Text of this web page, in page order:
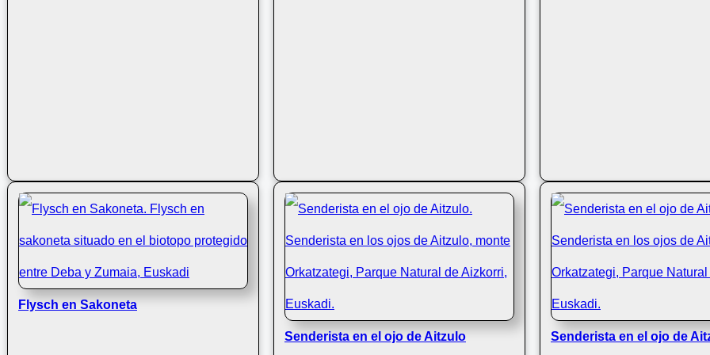
Flysch en Sakoneta
Senderista en el ojo de Aitzulo Senderista en el ojo de